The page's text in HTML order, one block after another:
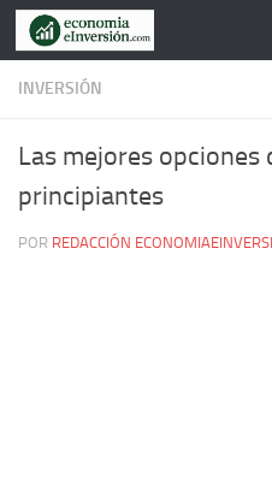
Saltar al contenido
INVERSIÓN
Las mejores opciones
principiantes
POR REDACCIÓN